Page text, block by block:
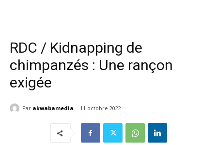
RDC / Kidnapping de
chimpanzés : Une rançon
exigée
Par akwabamedia 11 octobre 2022